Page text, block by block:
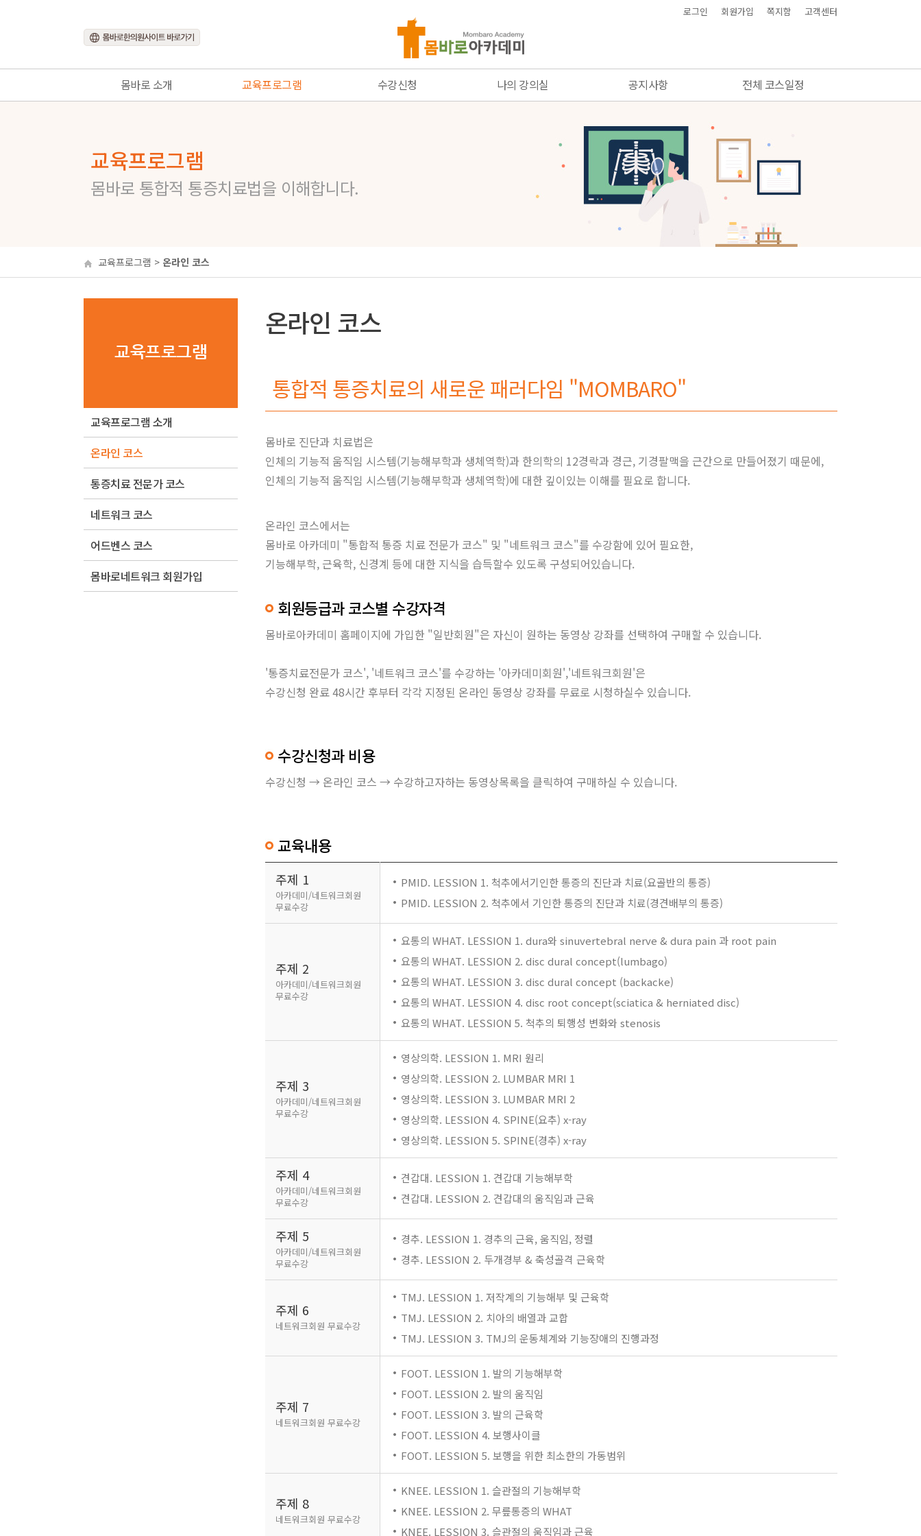
로그인 회원가입 쪽지함 고객센터
몸바로 소개
몸바로 그룹
몸바로 갤러리
교육프로그램
네트워크 코스
수강신청 나의 강의실 공지사항
해외결제와 동영상시청 안내
FAQ
동영상 해결방법
전체 코스일정
교육프로그램
몸바로 통합적 통증치료법을 이해합니다.
교육프로그램 > 온라인 코스
교육프로그램
교육프로그램 소개
온라인 코스
통증치료 전문가 코스
네트워크 코스
어드벤스 코스
몸바로네트워크 회원가입
온라인 코스
통합적 통증치료의 새로운 패러다임 "MOMBARO"
몸바로 진단과 치료법은
인체의 기능적 움직임 시스템(기능해부학과 생체역학)과 한의학의 12경락과 경근, 기경팔맥을 근간으로 만들어졌기 때문에,
인체의 기능적 움직임 시스템(기능해부학과 생체역학)에 대한 깊이있는 이해를 필요로 합니다.
온라인 코스에서는
몸바로 아카데미 "통합적 통증 치료 전문가 코스" 및 "네트워크 코스"를 수강함에 있어 필요한,
기능해부학, 근육학, 신경계 등에 대한 지식을 습득할수 있도록 구성되어있습니다.
회원등급과 코스별 수강자격
몸바로아카데미 홈페이지에 가입한 "일반회원"은 자신이 원하는 동영상 강좌를 선택하여 구매할 수 있습니다.
'통증치료전문가 코스', '네트워크 코스'를 수강하는 '아카데미회원','네트워크회원'은
수강신청 완료 48시간 후부터 각각 지정된 온라인 동영상 강좌를 무료로 시청하실수 있습니다.
수강신청과 비용
수강신청 → 온라인 코스 → 수강하고자하는 동영상목록을 클릭하여 구매하실 수 있습니다.
교육내용
주제 1
아카데미/네트워크회원
무료수강
PMID. LESSION 1. 척추에서기인한 통증의 진단과 치료(요골반의 통증)
PMID. LESSION 2. 척추에서 기인한 통증의 진단과 치료(경견배부의 통증)
주제 2
아카데미/네트워크회원
무료수강
요통의 WHAT. LESSION 1. dura와 sinuvertebral nerve & dura pain 과 root pain
요통의 WHAT. LESSION 2. disc dural concept(lumbago)
요통의 WHAT. LESSION 3. disc dural concept (backacke)
요통의 WHAT. LESSION 4. disc root concept(sciatica & herniated disc)
요통의 WHAT. LESSION 5. 척추의 퇴행성 변화와 stenosis
주제 3
아카데미/네트워크회원
무료수강
영상의학. LESSION 1. MRI 원리
영상의학. LESSION 2. LUMBAR MRI 1
영상의학. LESSION 3. LUMBAR MRI 2
영상의학. LESSION 4. SPINE(요추) x-ray
영상의학. LESSION 5. SPINE(경추) x-ray
주제 4
아카데미/네트워크회원
무료수강
견갑대. LESSION 1. 견갑대 기능해부학
견갑대. LESSION 2. 견갑대의 움직임과 근육
주제 5
아카데미/네트워크회원
무료수강
경추. LESSION 1. 경추의 근육, 움직임, 정렬
경추. LESSION 2. 두개경부 & 축성골격 근육학
주제 6
네트워크회원 무료수강
TMJ. LESSION 1. 저작계의 기능해부 및 근육학
TMJ. LESSION 2. 치아의 배열과 교합
TMJ. LESSION 3. TMJ의 운동체계와 기능장애의 진행과정
주제 7
네트워크회원 무료수강
FOOT. LESSION 1. 발의 기능해부학
FOOT. LESSION 2. 발의 움직임
FOOT. LESSION 3. 발의 근육학
FOOT. LESSION 4. 보행사이클
FOOT. LESSION 5. 보행을 위한 최소한의 가동범위
주제 8
네트워크회원 무료수강
KNEE. LESSION 1. 슬관절의 기능해부학
KNEE. LESSION 2. 무릎통증의 WHAT
KNEE. LESSION 3. 슬관절의 움직임과 근육